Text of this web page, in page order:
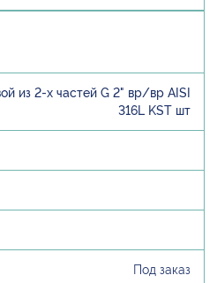
из 2-х частей G 2" вр/вр AISI
316L KST шт
Под заказ